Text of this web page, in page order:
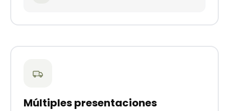
Múltiples presentaciones